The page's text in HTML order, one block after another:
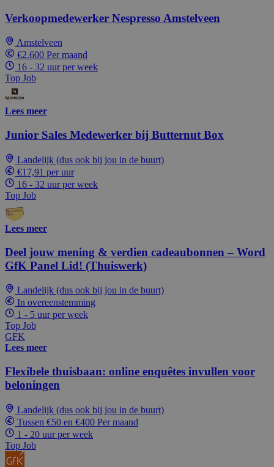
Verkoopmedewerker Nespresso Amstelveen
Amstelveen
€2.600 Per maand
16 - 32 uur per week
Top Job
Lees meer
Junior Sales Medewerker bij Butternut Box
Landelijk (dus ook bij jou in de buurt)
€17,91 per uur
16 - 32 uur per week
Top Job
Lees meer
Deel jouw mening & verdien cadeaubonnen – Word
GfK Panel Lid! (Thuiswerk)
Landelijk (dus ook bij jou in de buurt)
In overeenstemming
1 - 5 uur per week
Top Job
GFK
Lees meer
Flexibele thuisbaan: online enquêtes invullen voor
beloningen
Landelijk (dus ook bij jou in de buurt)
Tussen €50 en €400 Per maand
1 - 20 uur per week
Top Job